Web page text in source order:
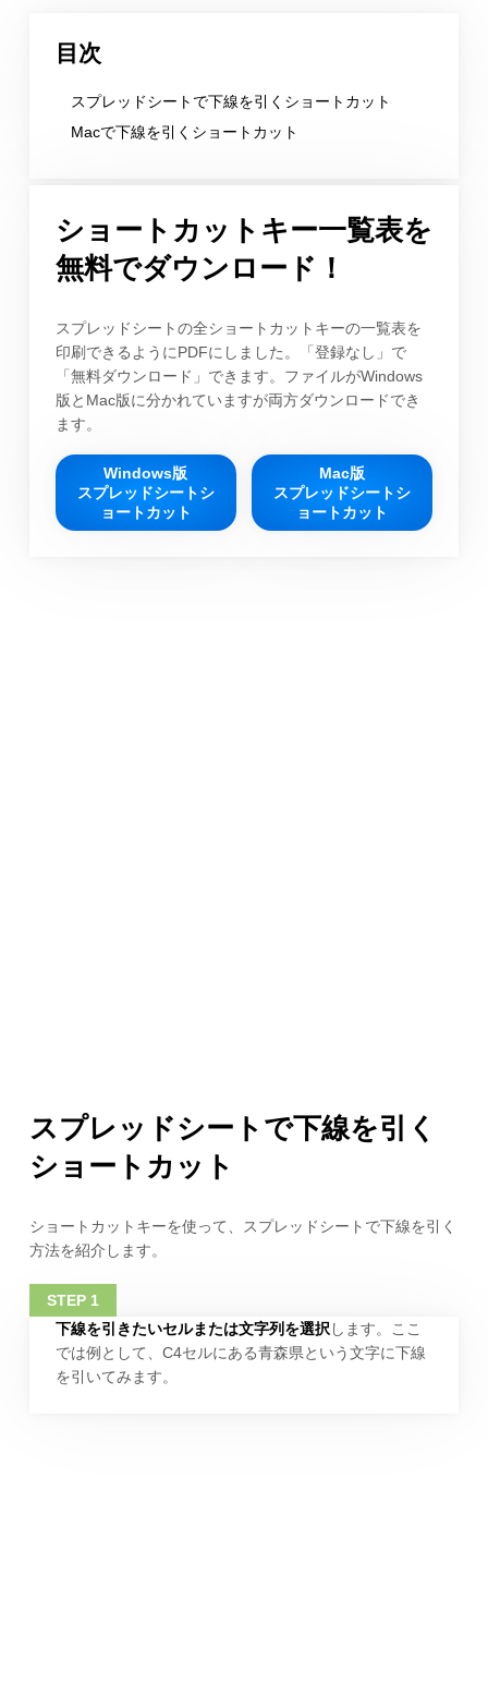
目次
スプレッドシートで下線を引くショートカット
Macで下線を引くショートカット
ショートカットキー一覧表を
無料でダウンロード！
スプレッドシートの全ショートカットキーの一覧表を
印刷できるようにPDFにしました。「登録なし」で
「無料ダウンロード」できます。ファイルがWindows
版とMac版に分かれていますが両方ダウンロードでき
ます。
Windows版
スプレッドシートシ
ョートカット
Mac版
スプレッドシートシ
ョートカット
スプレッドシートで下線を引く
ショートカット
ショートカットキーを使って、スプレッドシートで下線を引く
方法を紹介します。
下線を引きたいセルまたは文字列を選択 します。ここ
では例として、C4セルにある青森県という文字に下線
を引いてみます。